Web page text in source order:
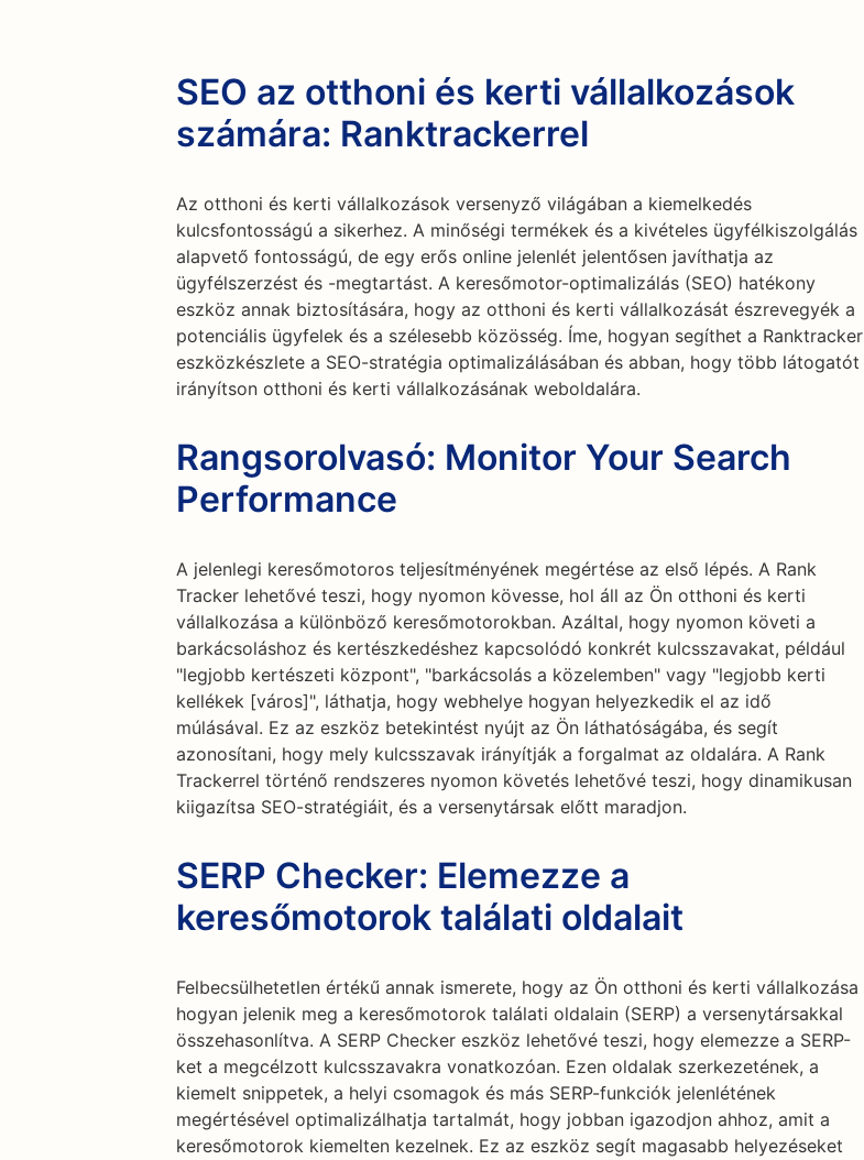
SEO az otthoni és kerti vállalkozások
számára: Ranktrackerrel
Az otthoni és kerti vállalkozások versenyző világában a kiemelkedés
kulcsfontosságú a sikerhez. A minőségi termékek és a kivételes ügyfélkiszolgálás
alapvető fontosságú, de egy erős online jelenlét jelentősen javíthatja az
ügyfélszerzést és -megtartást. A keresőmotor-optimalizálás (SEO) hatékony
eszköz annak biztosítására, hogy az otthoni és kerti vállalkozását észrevegyék a
potenciális ügyfelek és a szélesebb közösség. Íme, hogyan segíthet a Ranktracker
eszközkészlete a SEO-stratégia optimalizálásában és abban, hogy több látogatót
irányítson otthoni és kerti vállalkozásának weboldalára.
Rangsorolvasó: Monitor Your Search
Performance
A jelenlegi keresőmotoros teljesítményének megértése az első lépés. A Rank
Tracker lehetővé teszi, hogy nyomon kövesse, hol áll az Ön otthoni és kerti
vállalkozása a különböző keresőmotorokban. Azáltal, hogy nyomon követi a
barkácsoláshoz és kertészkedéshez kapcsolódó konkrét kulcsszavakat, például
"legjobb kertészeti központ", "barkácsolás a közelemben" vagy "legjobb kerti
kellékek [város]", láthatja, hogy webhelye hogyan helyezkedik el az idő
múlásával. Ez az eszköz betekintést nyújt az Ön láthatóságába, és segít
azonosítani, hogy mely kulcsszavak irányítják a forgalmat az oldalára. A Rank
Trackerrel történő rendszeres nyomon követés lehetővé teszi, hogy dinamikusan
kiigazítsa SEO-stratégiáit, és a versenytársak előtt maradjon.
SERP Checker: Elemezze a
keresőmotorok találati oldalait
Felbecsülhetetlen értékű annak ismerete, hogy az Ön otthoni és kerti vállalkozása
hogyan jelenik meg a keresőmotorok találati oldalain (SERP) a versenytársakkal
összehasonlítva. A SERP Checker eszköz lehetővé teszi, hogy elemezze a SERP-
ket a megcélzott kulcsszavakra vonatkozóan. Ezen oldalak szerkezetének, a
kiemelt snippetek, a helyi csomagok és más SERP-funkciók jelenlétének
megértésével optimalizálhatja tartalmát, hogy jobban igazodjon ahhoz, amit a
keresőmotorok kiemelten kezelnek. Ez az eszköz segít magasabb helyezéseket